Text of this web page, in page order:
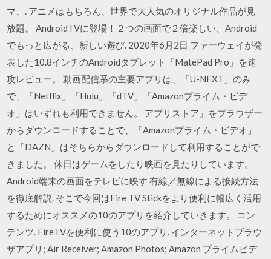
マ、. アニメはもちろん、世界で大人気のオリジナル作品が見
放題。 AndroidTVに登場！２つの画面で２倍楽しい、Android
でもっと広がる、新しい遊び. 2020年6月2日 ファーウェイが発
表した10.8インチのAndroidタブレット「MatePad Pro」を速
攻レビュー。 動画配信系の主要アプリは、「U-NEXT」のみ
で、「Netflix」「Hulu」「dTV」「Amazonプライム・ビデ
オ」はいずれも利用できません。 アプリストア」をブラウザー
からダウンロードすることで、「Amazonプライム・ビデオ」
と「DAZN」はそちらからダウンロードして利用することがで
きました。 休日はゲームをしたり映画を見たりしています。
Android端末の画面をテレビに映す 有線／無線による接続方法
を徹底解説. そこで今回はFire TV Stickをより便利に幅広く活用
するためにオススメの10のアプリを紹介していきます。 コン
テンツ. FireTVを便利に使う10のアプリ. インターネットブラウ
ザアプリ; Air Receiver; Amazon Photos; Amazon プライムビデ